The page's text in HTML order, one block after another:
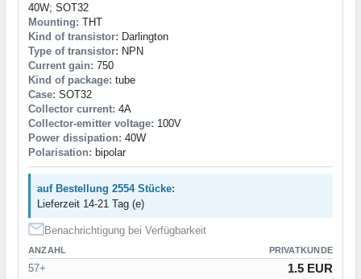
40W; SOT32
Mounting: THT
Kind of transistor: Darlington
Type of transistor: NPN
Current gain: 750
Kind of package: tube
Case: SOT32
Collector current: 4A
Collector-emitter voltage: 100V
Power dissipation: 40W
Polarisation: bipolar
auf Bestellung 2554 Stücke:
Lieferzeit 14-21 Tag (e)
Benachrichtigung bei Verfügbarkeit
ANZAHL PRIVATKUNDE
57+ 1.5 EUR